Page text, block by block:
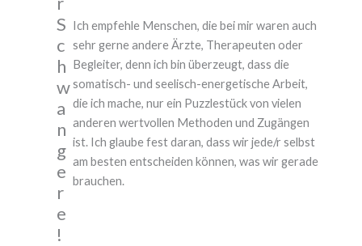
S
c
h
w
a
n
g
e
r
e
!
Ich empfehle Menschen, die bei mir waren auch
sehr gerne andere Ärzte, Therapeuten oder
Begleiter, denn ich bin überzeugt, dass die
somatisch- und seelisch-energetische Arbeit,
die ich mache, nur ein Puzzlestück von vielen
anderen wertvollen Methoden und Zugängen
ist. Ich glaube fest daran, dass wir jede/r selbst
am besten entscheiden können, was wir gerade
brauchen.